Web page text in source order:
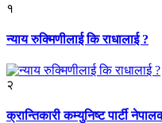
१
न्याय रुक्मिणीलाई कि राधालाई ?
२
क्रान्तिकारी कम्युनिष्ट पार्टी